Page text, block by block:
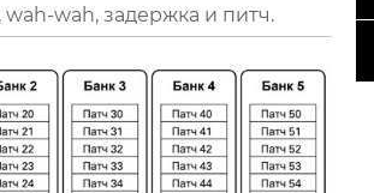
wah-wah, задержка и питч.